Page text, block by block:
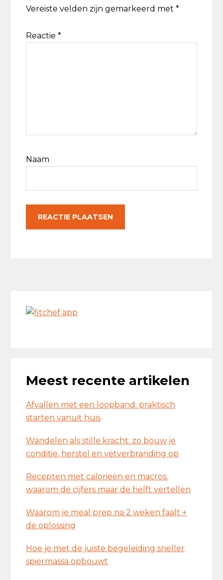
Vereiste velden zijn gemarkeerd met*
Reactie*
Naam
Meest recente artikelen
Afvallen met een loopband: praktisch
starten vanuit huis
Wandelen als stille kracht: zo bouw je
conditie, herstel en vetverbranding op
Recepten met calorieën en macros:
waarom de cijfers maar de helft vertellen
Waarom je meal prep na 2 weken faalt +
de oplossing
Hoe je met de juiste begeleiding sneller
spiermassa opbouwt